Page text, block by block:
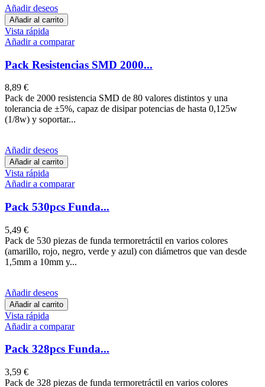
Añadir deseos
Añadir al carrito
Vista rápida
Añadir a comparar
Pack Resistencias SMD 2000...
8,89 €
Pack de 2000 resistencia SMD de 80 valores distintos y una
tolerancia de ±5%, capaz de disipar potencias de hasta 0,125w
(1/8w) y soportar...
Añadir deseos
Añadir al carrito
Vista rápida
Añadir a comparar
Pack 530pcs Funda...
5,49 €
Pack de 530 piezas de funda termoretráctil en varios colores
(amarillo, rojo, negro, verde y azul) con diámetros que van desde
1,5mm a 10mm y...
Añadir deseos
Añadir al carrito
Vista rápida
Añadir a comparar
Pack 328pcs Funda...
3,59 €
Pack de 328 piezas de funda termoretráctil en varios colores